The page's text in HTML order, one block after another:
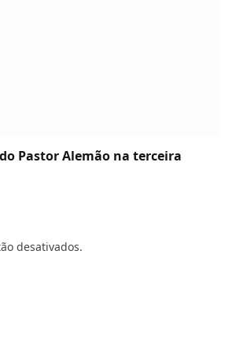
Pastor Alemão na terceira
desativados.